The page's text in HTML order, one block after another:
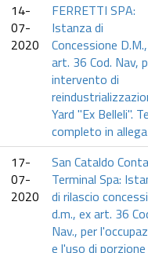
14-
07-
2020
FERRETTI SPA:
Istanza di
Concessione
art. 36 Cod. Nav,
intervento di
Yard "Ex Belleli".
completo in
17-
07-
2020
San Cataldo
Terminal Spa:
di rilascio
d.m., ex art. 36
Nav., per
e l'uso di